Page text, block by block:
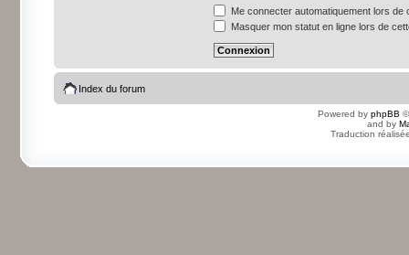
Me connecter automatiquement lors de
Masquer mon statut en ligne lors de
Index du forum
Powered by phpBB
and by
Traduction